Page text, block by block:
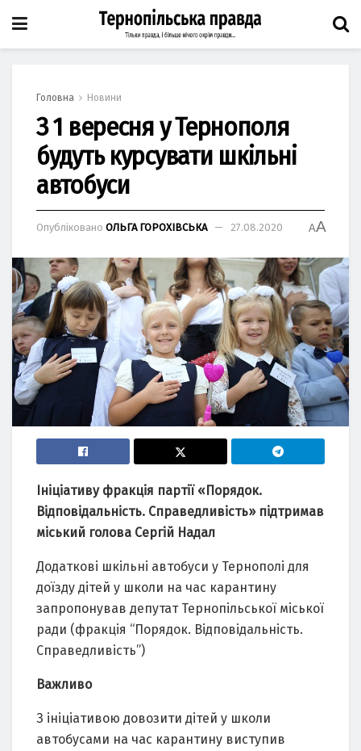
Головна Новини
З 1 вересня у Тернополя
будуть курсувати шкільні
автобуси
Опубліковано ОЛЬГА ГОРОХІВСЬКА 27.08.2020 AA
Ініціативу фракція партії «Порядок.
Відповідальність. Справедливість» підтримав
міський голова Сергій Надал
Додаткові шкільні автобуси у Тернополі для
доїзду дітей у школи на час карантину
запропонував депутат Тернопільської міської
ради (фракція “Порядок. Відповідальність.
Справедливість”)
Важливо
З ініціативою довозити дітей у школи
автобусами на час карантину виступив